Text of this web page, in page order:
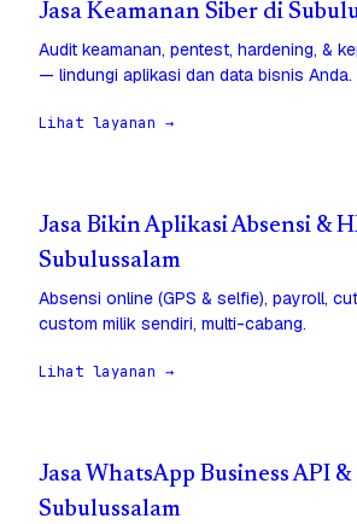
Jasa Keamanan Siber di
Audit keamanan, pentest, hardening, &
— lindungi aplikasi dan data bisnis Anda.
Lihat layanan →
Jasa Bikin Aplikasi Absensi &
Subulussalam
Absensi online (GPS & selfie), payroll,
custom milik sendiri, multi-cabang.
Lihat layanan →
Jasa WhatsApp Business API
Subulussalam